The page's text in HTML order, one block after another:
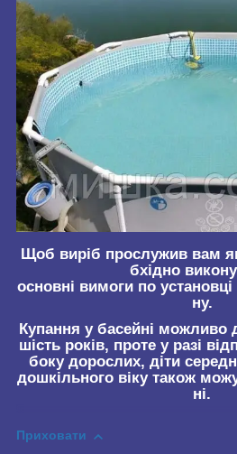
Щоб виріб прослужив вам
бхідно
основні вимоги по установці
ну.
Купання у басейні можливо
шість років, проте у разі
боку дорослих, діти
дошкільного віку також
ні.
Приховати